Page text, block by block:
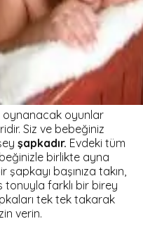
oynanacak oyunlar
Siz ve bebeğiniz
şapkadır. Evdeki tüm
birlikte ayna
başınıza takın,
tonuyla farklı bir birey
tek tek takarak
verin.